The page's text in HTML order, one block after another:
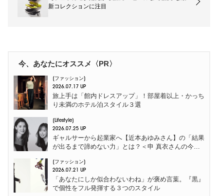
新コレクションに注目
今、あなたにオススメ〈PR〉
ファッション
2026.07.17 UP
旅上手は「館内ドレスアップ」！部屋着以上・かっち
り未満のホテル泊スタイル３選
Lifestyle
2026.07.25 UP
ギャルサーから起業家へ【近本あゆみさん】の「結果
が出るまで諦めない力」とは？＜申 真衣さんの今、
ファッション
2026.07.21 UP
「あなたにしか似合わないわね」が褒め言葉。『黒』
で個性をフル発揮する３つのスタイル